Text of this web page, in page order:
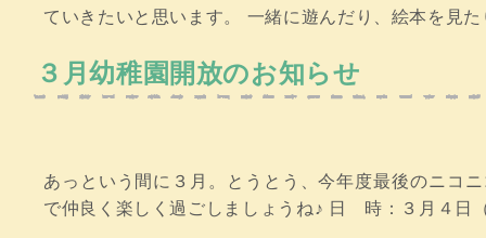
ていきたいと思います。 一緒に遊んだり、絵本を見
３月幼稚園開放のお知らせ
あっという間に３月。とうとう、今年度最後のニコ
で仲良く楽しく過ごしましょうね♪ 日 時：３月４